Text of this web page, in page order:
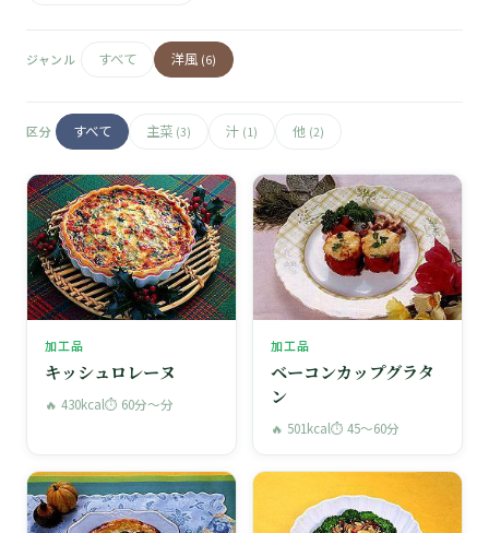
ジャンル すべて 洋風 (6)
区分 すべて 主菜 (3) 汁 (1) 他 (2)
加工品
キッシュロレーヌ
🔥 430kcal⏱ 60分〜分
加工品
ベーコンカップグラタ
ン
🔥 501kcal⏱ 45〜60分